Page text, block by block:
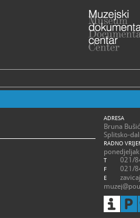
ADRESA
Bruna
Splitsko-
RADNO
T 021/
F 021/
E
W
https://
imotski/